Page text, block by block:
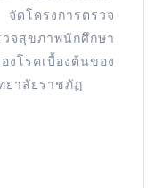
โครงการตรวจ
สุขภาพนักศึกษา
โรคเบื้องต้นของ
ยาลัยราชภัฏ